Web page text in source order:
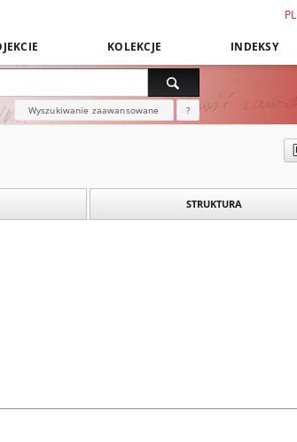
PL
KOLEKCJE INDEKSY
Wyszukiwanie zaawansowane ?
STRUKTURA